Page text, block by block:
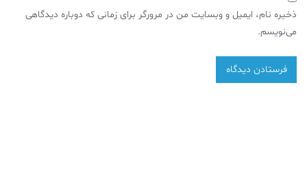
ذخیره نام، ایمیل و وبسایت من در مرورگر برای زمانی که دوباره دیدگاهی
می‌نویسم.